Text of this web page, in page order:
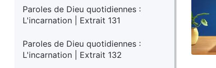
Paroles de Dieu quotidiennes :
L'incarnation | Extrait 131
Paroles de Dieu quotidiennes :
L'incarnation | Extrait 132